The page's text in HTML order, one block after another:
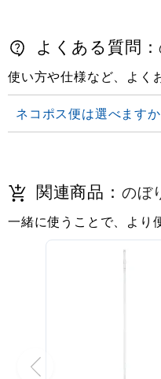
よくある質問：
使い方や仕様など、よく
ネコポス便は選べますか
関連商品： のぼ
一緒に使うことで、より